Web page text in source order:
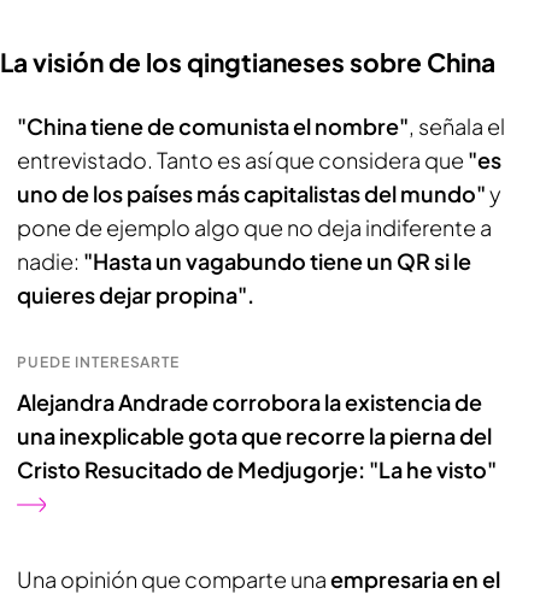
La visión de los qingtianeses sobre China
"China tiene de comunista el nombre", señala el
entrevistado. Tanto es así que considera que "es
uno de los países más capitalistas del mundo"y
pone de ejemplo algo que no deja indiferente a
nadie: "Hasta un vagabundo tiene un QR si le
quieres dejar propina".
PUEDE INTERESARTE
Alejandra Andrade corrobora la existencia de
una inexplicable gota que recorre la pierna del
Cristo Resucitado de Medjugorje: "La he visto"
Una opinión que comparte unaempresaria en el